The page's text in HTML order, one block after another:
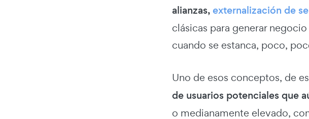
alianzas,externalización de
clásicas para generar
cuando se estanca, poco,
Uno de esos conceptos, de
de usuarios potenciales que
o medianamente elevado,